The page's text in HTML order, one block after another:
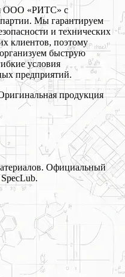
ООО «РИТС» с
Мы гарантируем
и технических
клиентов, поэтому
быструю
условия
предприятий.
продукция
Официальный